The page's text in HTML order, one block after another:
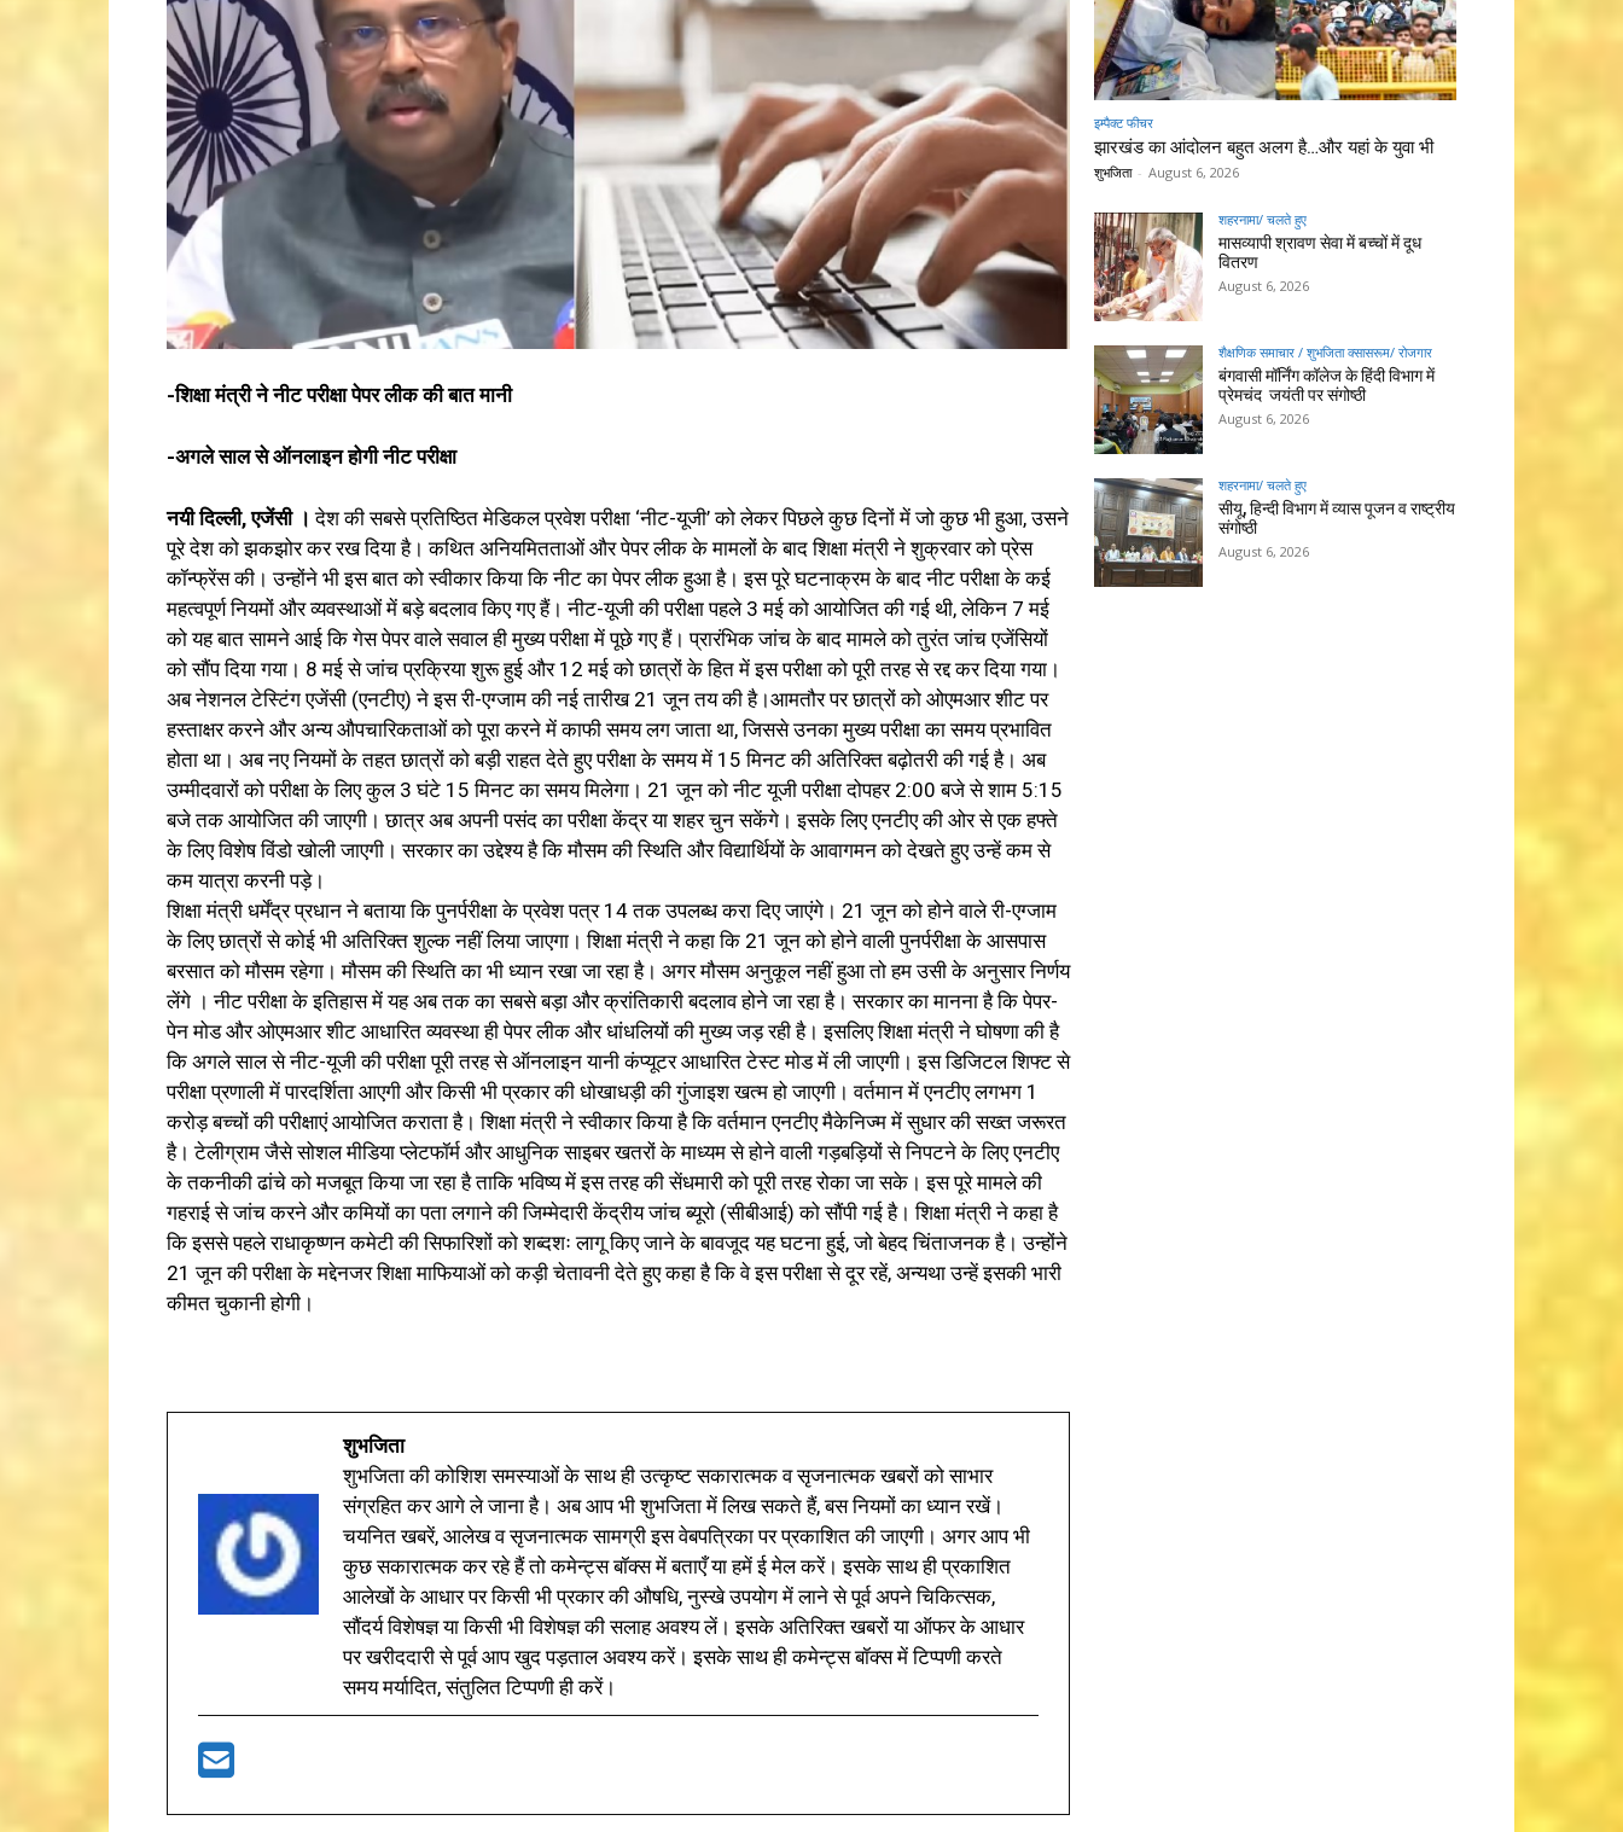
-शिक्षा मंत्री ने नीट परीक्षा पेपर लीक की बात मानी
-अगले साल से ऑनलाइन होगी नीट परीक्षा
नयी दिल्ली, एजेंसी । देश की सबसे प्रतिष्ठित मेडिकल प्रवेश परीक्षा ‘नीट-यूजी’ को लेकर पिछले कुछ दिनों में जो कुछ भी हुआ, उसने
पूरे देश को झकझोर कर रख दिया है। कथित अनियमितताओं और पेपर लीक के मामलों के बाद शिक्षा मंत्री ने शुक्रवार को प्रेस
कॉन्फ्रेंस की। उन्होंने भी इस बात को स्वीकार किया कि नीट का पेपर लीक हुआ है। इस पूरे घटनाक्रम के बाद नीट परीक्षा के कई
महत्वपूर्ण नियमों और व्यवस्थाओं में बड़े बदलाव किए गए हैं। नीट-यूजी की परीक्षा पहले 3 मई को आयोजित की गई थी, लेकिन 7 मई
को यह बात सामने आई कि गेस पेपर वाले सवाल ही मुख्य परीक्षा में पूछे गए हैं। प्रारंभिक जांच के बाद मामले को तुरंत जांच एजेंसियों
को सौंप दिया गया। 8 मई से जांच प्रक्रिया शुरू हुई और 12 मई को छात्रों के हित में इस परीक्षा को पूरी तरह से रद्द कर दिया गया।
अब नेशनल टेस्टिंग एजेंसी (एनटीए) ने इस री-एग्जाम की नई तारीख 21 जून तय की है।आमतौर पर छात्रों को ओएमआर शीट पर
हस्ताक्षर करने और अन्य औपचारिकताओं को पूरा करने में काफी समय लग जाता था, जिससे उनका मुख्य परीक्षा का समय प्रभावित
होता था। अब नए नियमों के तहत छात्रों को बड़ी राहत देते हुए परीक्षा के समय में 15 मिनट की अतिरिक्त बढ़ोतरी की गई है। अब
उम्मीदवारों को परीक्षा के लिए कुल 3 घंटे 15 मिनट का समय मिलेगा। 21 जून को नीट यूजी परीक्षा दोपहर 2:00 बजे से शाम 5:15
बजे तक आयोजित की जाएगी। छात्र अब अपनी पसंद का परीक्षा केंद्र या शहर चुन सकेंगे। इसके लिए एनटीए की ओर से एक हफ्ते
के लिए विशेष विंडो खोली जाएगी। सरकार का उद्देश्य है कि मौसम की स्थिति और विद्यार्थियों के आवागमन को देखते हुए उन्हें कम से
कम यात्रा करनी पड़े।
शिक्षा मंत्री धर्मेंद्र प्रधान ने बताया कि पुनर्परीक्षा के प्रवेश पत्र 14 तक उपलब्ध करा दिए जाएंगे। 21 जून को होने वाले री-एग्जाम
के लिए छात्रों से कोई भी अतिरिक्त शुल्क नहीं लिया जाएगा। शिक्षा मंत्री ने कहा कि 21 जून को होने वाली पुनर्परीक्षा के आसपास
बरसात को मौसम रहेगा। मौसम की स्थिति का भी ध्यान रखा जा रहा है। अगर मौसम अनुकूल नहीं हुआ तो हम उसी के अनुसार निर्णय
लेंगे । नीट परीक्षा के इतिहास में यह अब तक का सबसे बड़ा और क्रांतिकारी बदलाव होने जा रहा है। सरकार का मानना है कि पेपर-
पेन मोड और ओएमआर शीट आधारित व्यवस्था ही पेपर लीक और धांधलियों की मुख्य जड़ रही है। इसलिए शिक्षा मंत्री ने घोषणा की है
कि अगले साल से नीट-यूजी की परीक्षा पूरी तरह से ऑनलाइन यानी कंप्यूटर आधारित टेस्ट मोड में ली जाएगी। इस डिजिटल शिफ्ट से
परीक्षा प्रणाली में पारदर्शिता आएगी और किसी भी प्रकार की धोखाधड़ी की गुंजाइश खत्म हो जाएगी। वर्तमान में एनटीए लगभग 1
करोड़ बच्चों की परीक्षाएं आयोजित कराता है। शिक्षा मंत्री ने स्वीकार किया है कि वर्तमान एनटीए मैकेनिज्म में सुधार की सख्त जरूरत
है। टेलीग्राम जैसे सोशल मीडिया प्लेटफॉर्म और आधुनिक साइबर खतरों के माध्यम से होने वाली गड़बड़ियों से निपटने के लिए एनटीए
के तकनीकी ढांचे को मजबूत किया जा रहा है ताकि भविष्य में इस तरह की सेंधमारी को पूरी तरह रोका जा सके। इस पूरे मामले की
गहराई से जांच करने और कमियों का पता लगाने की जिम्मेदारी केंद्रीय जांच ब्यूरो (सीबीआई) को सौंपी गई है। शिक्षा मंत्री ने कहा है
कि इससे पहले राधाकृष्णन कमेटी की सिफारिशों को शब्दशः लागू किए जाने के बावजूद यह घटना हुई, जो बेहद चिंताजनक है। उन्होंने
21 जून की परीक्षा के मद्देनजर शिक्षा माफियाओं को कड़ी चेतावनी देते हुए कहा है कि वे इस परीक्षा से दूर रहें, अन्यथा उन्हें इसकी भारी
कीमत चुकानी होगी।
शुभजिता
शुभजिता की कोशिश समस्याओं के साथ ही उत्कृष्ट सकारात्मक व सृजनात्मक खबरों को साभार
संग्रहित कर आगे ले जाना है। अब आप भी शुभजिता में लिख सकते हैं, बस नियमों का ध्यान रखें।
चयनित खबरें, आलेख व सृजनात्मक सामग्री इस वेबपत्रिका पर प्रकाशित की जाएगी। अगर आप भी
कुछ सकारात्मक कर रहे हैं तो कमेन्ट्स बॉक्स में बताएँ या हमें ई मेल करें। इसके साथ ही प्रकाशित
आलेखों के आधार पर किसी भी प्रकार की औषधि, नुस्खे उपयोग में लाने से पूर्व अपने चिकित्सक,
सौंदर्य विशेषज्ञ या किसी भी विशेषज्ञ की सलाह अवश्य लें। इसके अतिरिक्त खबरों या ऑफर के आधार
पर खरीददारी से पूर्व आप खुद पड़ताल अवश्य करें। इसके साथ ही कमेन्ट्स बॉक्स में टिप्पणी करते
समय मर्यादित, संतुलित टिप्पणी ही करें।
इम्पैक्ट फीचर
झारखंड का आंदोलन बहुत अलग है…और यहां के युवा भी
शुभजिता - August 6, 2026
शहरनामा/ चलते हुए
मासव्यापी श्रावण सेवा में बच्चों में दूध
वितरण
August 6, 2026
शैक्षणिक समाचार / शुभजिता क्सासरूम/ रोजगार
बंगवासी मॉर्निंग कॉलेज के हिंदी विभाग में
प्रेमचंद जयंती पर संगोष्ठी
August 6, 2026
शहरनामा/ चलते हुए
सीयू, हिन्दी विभाग में व्यास पूजन व राष्ट्रीय
संगोष्ठी
August 6, 2026